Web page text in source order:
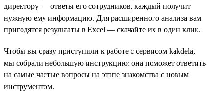
директору — ответы его сотрудников, каждый получит
нужную ему информацию. Для расширенного анализа вам
пригодятся результаты в Excel — скачайте их в один клик.
Чтобы вы сразу приступили к работе с сервисом kakdela,
мы собрали небольшую инструкцию: она поможет ответить
на самые частые вопросы на этапе знакомства с новым
инструментом.